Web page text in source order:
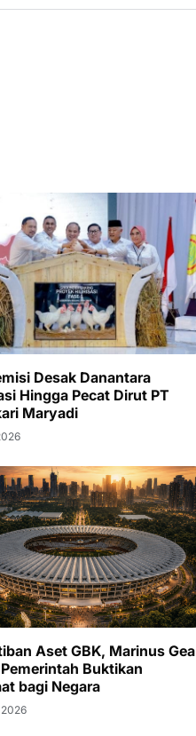
Desak Danantara
Hingga Pecat Dirut PT
Maryadi
Aset GBK, Marinus Gea
Buktikan
bagi Negara